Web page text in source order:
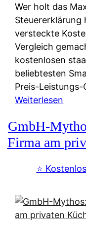
u
n
f
t
e
i
e
W
e
r
s
i
c
t
e
m
M
I
R
:
W
e
u
d
n
w
Wer holt das
Steuererklärung
versteckte
Vergleich
kostenlosen
beliebtesten
Preis-Leistungs-
Weiterlesen
t
e
u
e
r
k
GmbH-
Firma am
⭐️